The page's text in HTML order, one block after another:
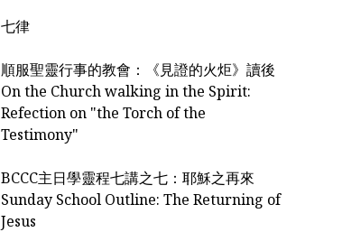
七律
順服聖靈行事的教會：《見證的火炬》讀後
On the Church walking in the Spirit:
Refection on "the Torch of the
Testimony"
BCCC主日學靈程七講之七：耶穌之再來
Sunday School Outline: The Returning of
Jesus